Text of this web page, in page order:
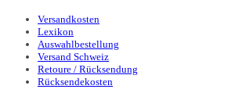
Versandkosten
Lexikon
Auswahlbestellung
Versand Schweiz
Retoure / Rücksendung
Rücksendekosten